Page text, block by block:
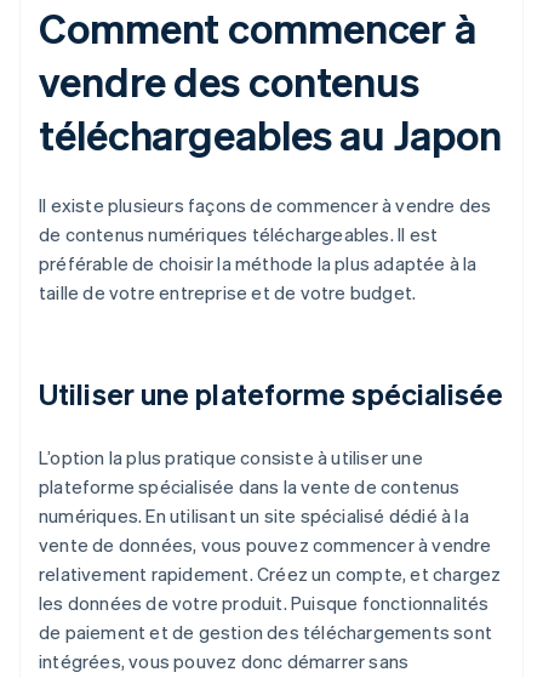
Comment commencer à
vendre des contenus
téléchargeables au Japon
Il existe plusieurs façons de commencer à vendre des
de contenus numériques téléchargeables. Il est
préférable de choisir la méthode la plus adaptée à la
taille de votre entreprise et de votre budget.
Utiliser une plateforme spécialisée
L’option la plus pratique consiste à utiliser une
plateforme spécialisée dans la vente de contenus
numériques. En utilisant un site spécialisé dédié à la
vente de données, vous pouvez commencer à vendre
relativement rapidement. Créez un compte, et chargez
les données de votre produit. Puisque fonctionnalités
de paiement et de gestion des téléchargements sont
intégrées, vous pouvez donc démarrer sans